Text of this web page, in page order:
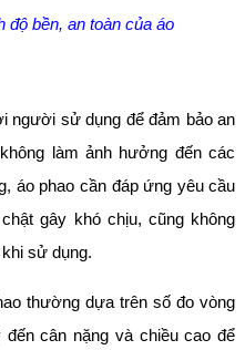
độ bền, an toàn của áo
người sử dụng để đảm bảo an
làm ảnh hưởng đến các
áo phao cần đáp ứng yêu cầu
gây khó chịu, cũng không
sử dụng.
thường dựa trên số đo vòng
cân nặng và chiều cao để